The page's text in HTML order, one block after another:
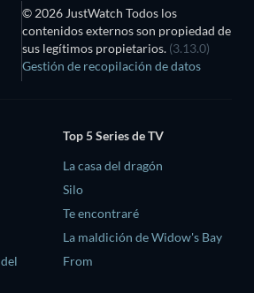
© 2026 JustWatch Todos los
contenidos externos son propiedad de
sus legítimos propietarios. (3.13.0)
Gestión de recopilación de datos
Top 5 Series de TV
La casa del dragón
Silo
Te encontraré
La maldición de Widow's Bay
From